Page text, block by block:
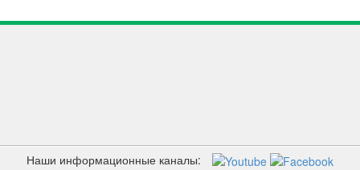
Наши информационные каналы: